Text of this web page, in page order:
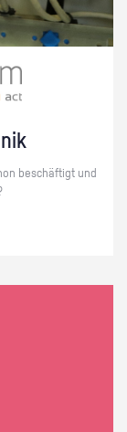
be­schäf­tigt und